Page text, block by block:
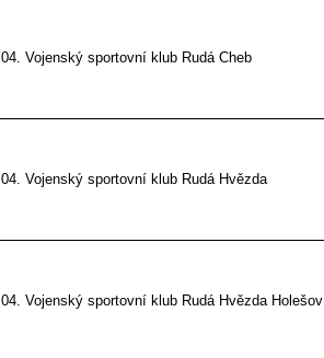
04. Vojenský sportovní klub Rudá Cheb
04. Vojenský sportovní klub Rudá Hvězda
04. Vojenský sportovní klub Rudá Hvězda Holešov